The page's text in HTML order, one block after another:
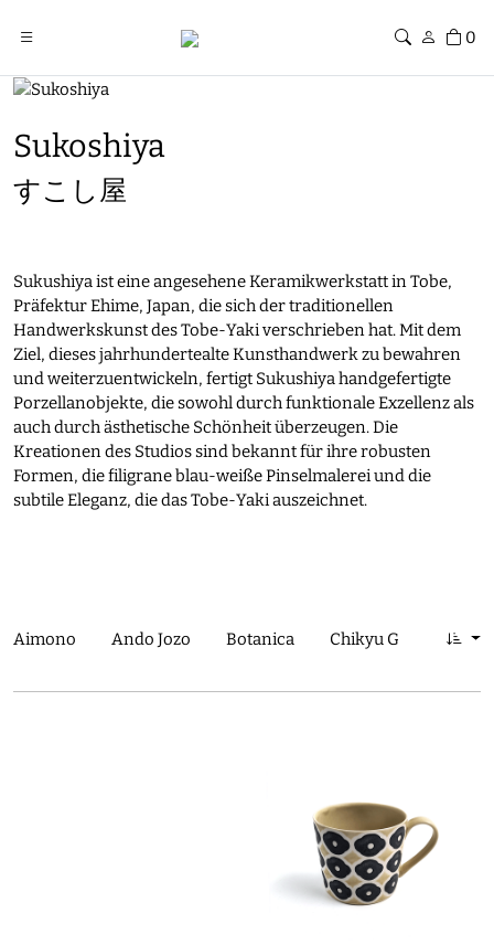
0
Sukoshiya
すこし屋
Sukushiya ist eine angesehene Keramikwerkstatt in Tobe,
Präfektur Ehime, Japan, die sich der traditionellen
Handwerkskunst des Tobe-Yaki verschrieben hat. Mit dem
Ziel, dieses jahrhundertealte Kunsthandwerk zu bewahren
und weiterzuentwickeln, fertigt Sukushiya handgefertigte
Porzellanobjekte, die sowohl durch funktionale Exzellenz als
auch durch ästhetische Schönheit überzeugen. Die
Kreationen des Studios sind bekannt für ihre robusten
Formen, die filigrane blau-weiße Pinselmalerei und die
subtile Eleganz, die das Tobe-Yaki auszeichnet.​
Aimono Ando Jozo Botanica Chikyu Greetings